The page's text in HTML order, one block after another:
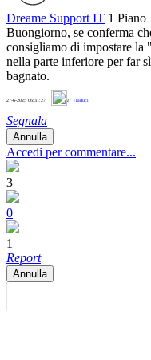
Dreame Support IT 1 Piano
Buongiorno, se conferma
consigliamo di impostare la
nella parte inferiore per far
bagnato.
27-6-2025 06:31:27 ITTraduci
Segnala
Annulla
Accedi per commentare...
3
0
1
Report
Annulla